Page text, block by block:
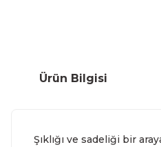
Ürün Bilgisi
Şıklığı ve sadeliği bir